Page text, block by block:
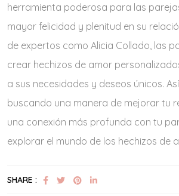
herramienta poderosa para las
mayor felicidad y plenitud en su
de expertos como Alicia Collado, las
crear hechizos de amor
a sus necesidades y deseos únicos.
buscando una manera de mejorar tu
una conexión más profunda con tu
explorar el mundo de los hechizos de
SHARE :